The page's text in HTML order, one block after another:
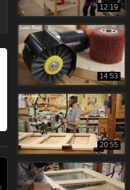
12:19
14:53
20:55